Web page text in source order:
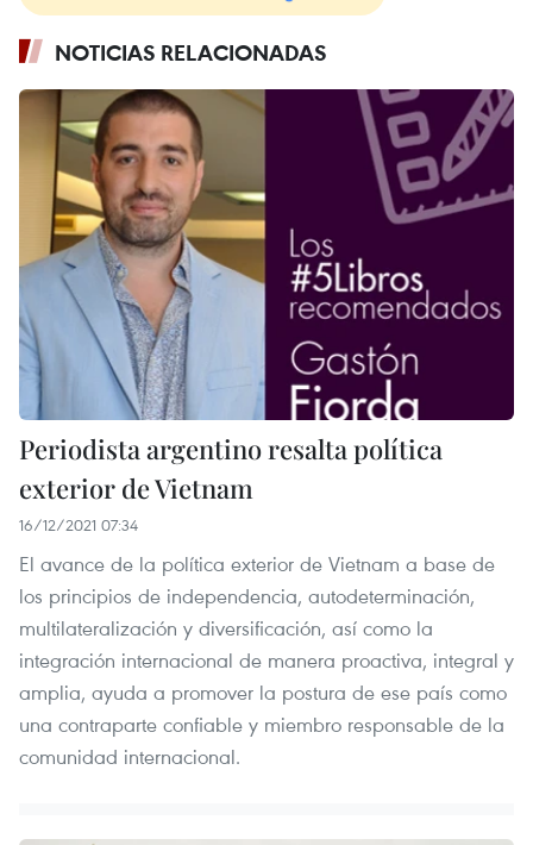
NOTICIAS RELACIONADAS
Periodista argentino resalta política
exterior de Vietnam
16/12/2021 07:34
El avance de la política exterior de Vietnam a base de
los principios de independencia, autodeterminación,
multilateralización y diversificación, así como la
integración internacional de manera proactiva, integral y
amplia, ayuda a promover la postura de ese país como
una contraparte confiable y miembro responsable de la
comunidad internacional.